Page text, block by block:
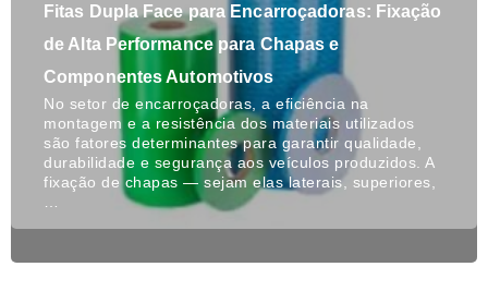
Fitas Dupla Face para Encarroçadoras: Fixação
de Alta Performance para Chapas e
Componentes Automotivos
No setor de encarroçadoras, a eficiência na
montagem e a resistência dos materiais utilizados
são fatores determinantes para garantir qualidade,
durabilidade e segurança aos veículos produzidos. A
fixação de chapas — sejam elas laterais, superiores,